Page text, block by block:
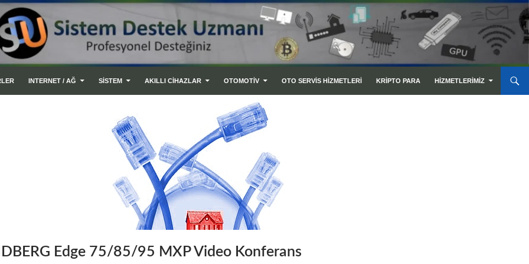
INTERNET / AĞ SİSTEM AKILLI CIHAZLAR OTOMOTİV OTO SERVIS HIZMETLERI KRIPTO PARA HIZMETLERIMIZ
Edge 75/85/95 MXP Video Konferans